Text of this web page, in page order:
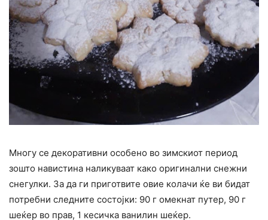
Многу се декоративни особено во зимскиот период
зошто навистина наликуваат како оригинални снежни
снегулки. За да ги приготвите овие колачи ќе ви бидат
потребни следните состојки: 90 г омекнат путер, 90 г
шеќер во прав, 1 кесичка ванилин шеќер.